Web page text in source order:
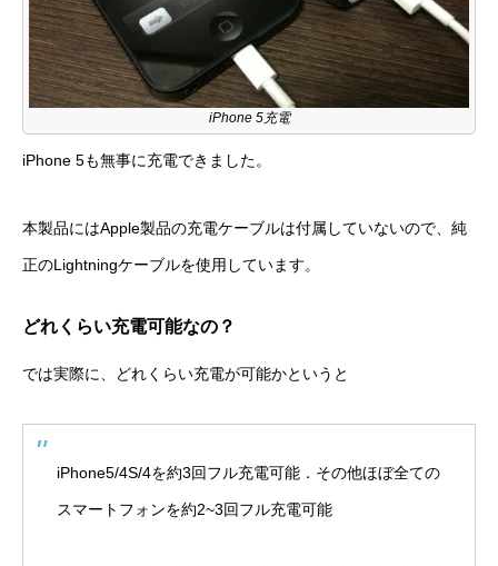
iPhone 5充電
iPhone 5も無事に充電できました。
本製品にはApple製品の充電ケーブルは付属していないので、純
正のLightningケーブルを使用しています。
どれくらい充電可能なの？
では実際に、どれくらい充電が可能かというと
iPhone5/4S/4を約3回フル充電可能．その他ほぼ全ての
スマートフォンを約2~3回フル充電可能